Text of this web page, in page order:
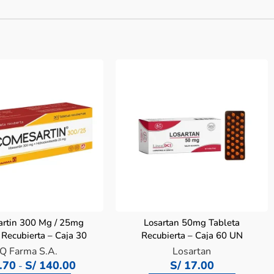
300 Mg / 25mg
– Caja 30
UN
Farma S.A.
- S/ 140.00
Losartan 50mg Tableta
Recubierta – Caja 60 UN
Losartan
S/17.00